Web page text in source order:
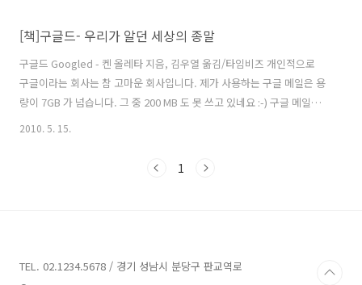
[책]구글드- 우리가 알던 세상의 종말
구글드 Googled - 켄 올레타 지음, 김우열 옮김/타임비즈 개인적으로
구글이라는 회사는 참 고마운 회사입니다. 제가 사용하는 구글 메일은 용
량이 7GB 가 넘습니다. 그 중 200 MB 도 못 쓰고 있네요 :-) 구글 메일의
장점은 뭐니 뭐니 해도 스팸없이 광활한 개인 저장소 역할을 충분히 한다
습관이 들었습니다. (에버노트 등도 애용하지만). 구글 서버에 있다 보니
2010. 5. 15.
1
TEL. 02.1234.5678 / 경기 성남시 분당구 판교역로